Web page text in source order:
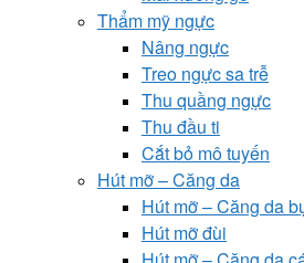
Thẩm mỹ ngực
Nâng ngực
Treo ngực sa trễ
Thu quầng ngực
Thu đầu ti
Cắt bỏ mô tuyến
Hút mỡ – Căng da
Hút mỡ – Căng da
Hút mỡ đùi